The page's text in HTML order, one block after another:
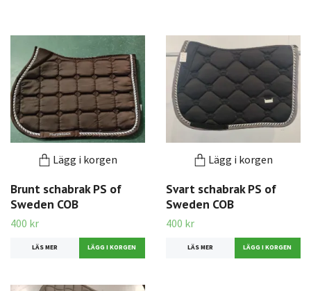
Lägg i korgen
Brunt schabrak PS of
Sweden COB
400 kr
LÄS MER
Lägg i korgen
Svart schabrak PS of
Sweden COB
400 kr
LÄS MER